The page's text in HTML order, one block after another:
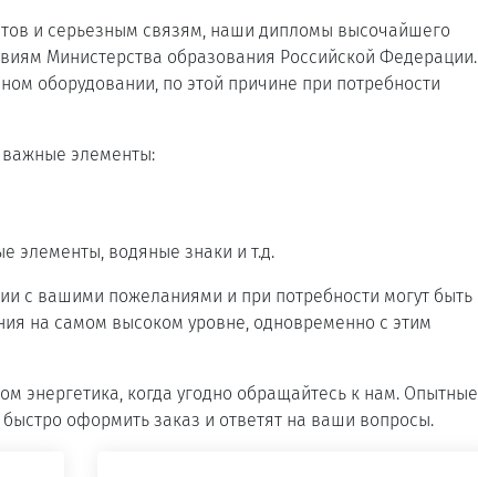
и серьезным связям, наши дипломы высочайшего
Министерства образования Российской Федерации.
оборудовании, по этой причине при потребности
элементы:
элементы, водяные знаки и т.д.
с вашими пожеланиями и при потребности могут быть
на самом высоком уровне, одновременно с этим
энергетика, когда угодно обращайтесь к нам. Опытные
оформить заказ и ответят на ваши вопросы.